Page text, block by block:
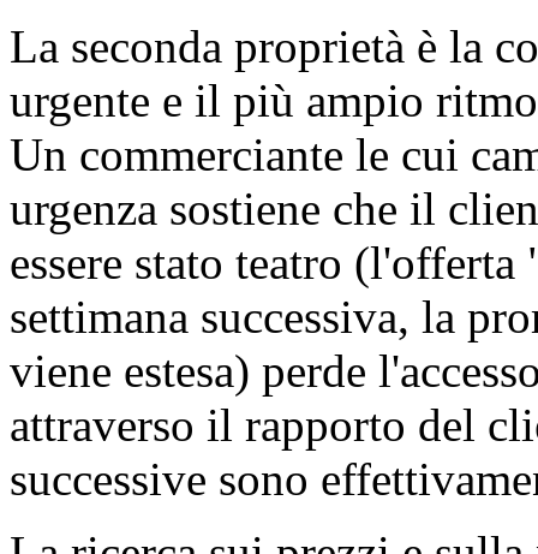
La seconda proprietà è la
urgente e il più ampio
Un commerciante le cui
urgenza sostiene che il
essere stato teatro
settimana successiva, la
viene estesa) perde
attraverso il rapporto del
successive sono